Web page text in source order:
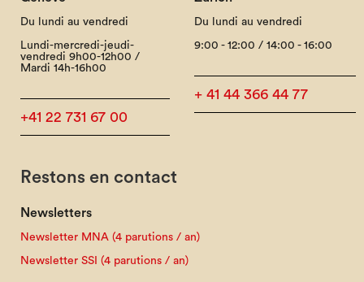
Du lundi au vendredi
Lundi-mercredi-jeudi-
vendredi 9h00-12h00 /
Mardi 14h-16h00
+41 22 731 67 00
Du lundi au vendredi
9:00 - 12:00 / 14:00 - 16:00
+ 41 44 366 44 77
Restons en contact
Newsletters
Newsletter MNA (4 parutions / an)
Newsletter SSI (4 parutions / an)